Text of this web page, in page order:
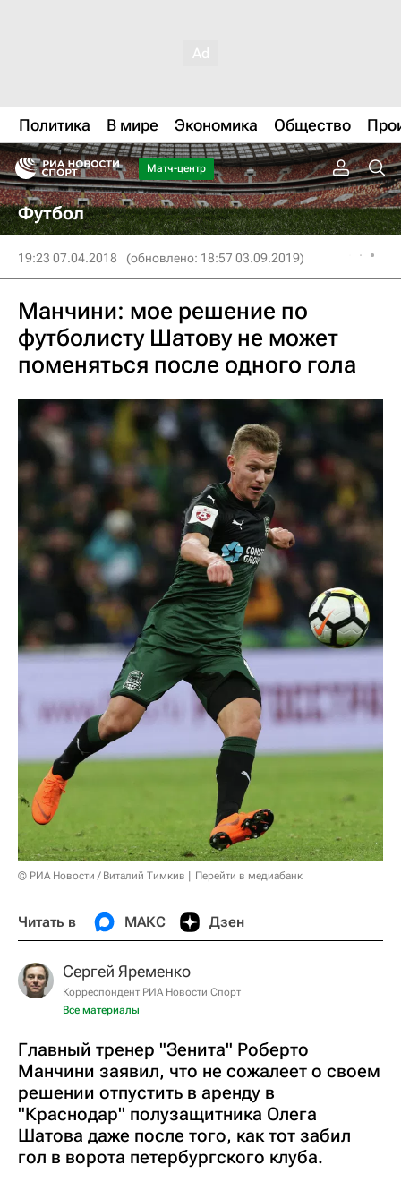
Политика В мире Экономика Общество
Матч-центр
Футбол
19:23 07.04.2018 (обновлено: 18:57 03.09.2019)
Манчини: мое решение по
футболисту Шатову не может
поменяться после одного гола
© РИА Новости / Виталий Тимкив Перейти в медиабанк
Читать в МАКС Дзен
Сергей Яременко
Корреспондент РИА Новости Спорт
Все материалы
Главный тренер "Зенита" Роберто
Манчини заявил, что не сожалеет о своем
решении отпустить в аренду в
"Краснодар" полузащитника Олега
Шатова даже после того, как тот забил
гол в ворота петербургского клуба.